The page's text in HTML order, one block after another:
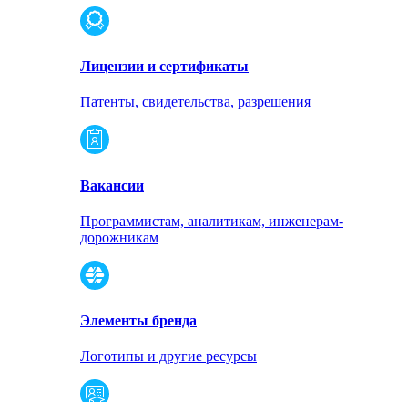
Лицензии и сертификаты
Патенты, свидетельства, разрешения
Вакансии
Программистам, аналитикам, инженерам-
дорожникам
Элементы бренда
Логотипы и другие ресурсы